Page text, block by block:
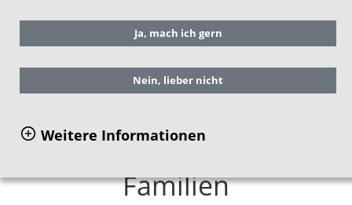
Ja, mach ich gern
Nein, lieber nicht
Weitere Informationen
Sie befinden sich hier: Service
Aktuelles
Frühe Hilfen aktuell
Im Gespräch
Familien